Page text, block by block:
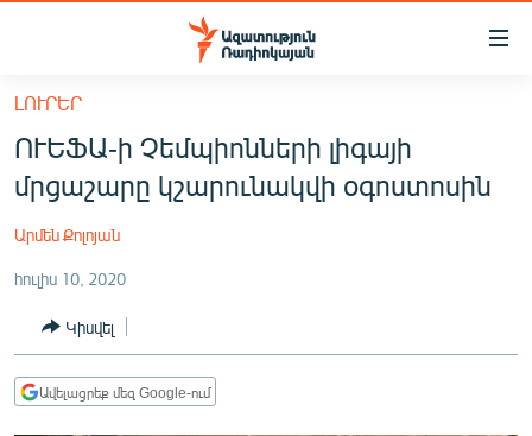
Մատչելիության
հիմնական
բովանդակությանը
Անցնել
հիմնական
մենյուին
ՀԱՅԱՍՏԱՆ
ՔԱՂԱՔԱԿԱՆ
ԸՆՏՐՈՒԹՅՈՒՆՆԵՐ 2026
ԻՐԱՎՈՒՆՔ
ՀԱՍԱՐԱԿՈՒԹՅՈՒՆ
ՏՆՏԵՍՈՒԹՅՈՒՆ
ԼՈՒՐԵՐ
ՈՒԵՖԱ-ի Չեմպիոնների լիգայի
մրցաշարը կշարունակվի օգոստոսին
Արմեն Քոլոյան
հուլիս 10, 2020
Կիսվել
Ավելացրեք մեզ Google-ում